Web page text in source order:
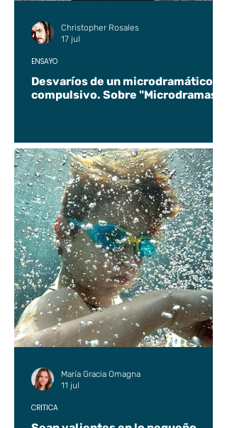
Desvaríos de un microdramático
compulsivo. Sobre "Microdramas".
ENSAYO
Christopher Rosales
17 jul
CRÍTICA
María Gracia Omagna
11 jul